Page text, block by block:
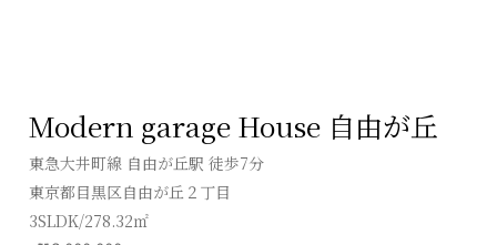
Modern garage House 自由が丘
東急大井町線 自由が丘駅 徒歩7分
東京都目黒区自由が丘２丁目
3SLDK/278.32㎡